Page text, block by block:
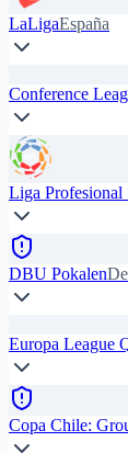
LaLigaEspaña
Conference
Liga Profesional
DBU Pokalen
Europa League
Copa Chile: